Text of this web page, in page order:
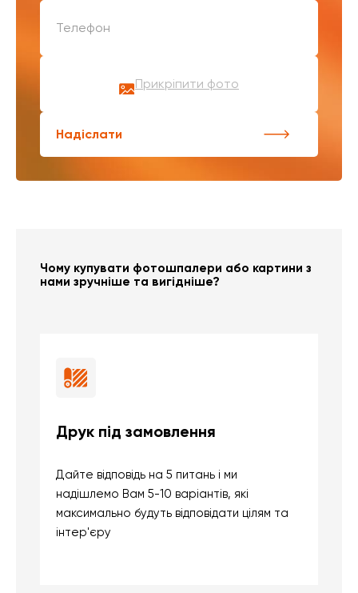
Прикріпити фото
Надіслати
Чому купувати фотошпалери або картини з
нами зручніше та вигідніше?
Друк під замовлення
Дайте відповідь на 5 питань і ми
надішлемо Вам 5-10 варіантів, які
максимально будуть відповідати цілям та
інтер'єру